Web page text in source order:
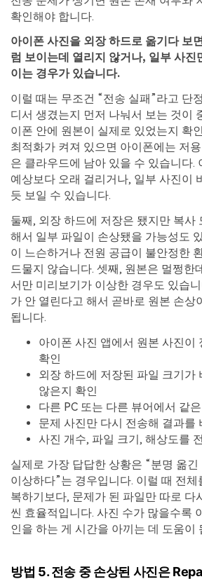
확인해야 합니다.
아이폰 사진을 외장 하드로 옮기다 보
럼 보이는데 열리지 않거나, 일부 사진
이는 경우가 있습니다.
이럴 때는 무조건 “전송 실패”라고 단
디서 생겼는지 먼저 나눠서 보는 것이
이폰 안에 원본이 실제로 있었는지 확
최적화가 켜져 있으면 아이폰에는 저
은 클라우드에 남아 있을 수 있습니다.
예상보다 오래 걸리거나, 일부 사진이
듯 보일 수 있습니다.
둘째, 외장 하드에 저장은 됐지만 복사
해서 일부 파일이 손상됐을 가능성도
이 느슨하거나 전원 공급이 불안정한
드물지 않습니다. 셋째, 원본은 멀쩡한
서만 미리보기가 이상한 경우도 있습
가 안 열린다고 해서 곧바로 원본 손상
됩니다.
아이폰 사진 앱에서 원본 사진이
확인
외장 하드에 저장된 파일 크기가
않은지 확인
다른 PC 또는 다른 뷰어에서 같
문제 사진만 다시 전송해 결과를
사진 개수, 파일 크기, 해상도를
실제로 가장 답답한 상황은 “분명 옮긴
이상하다”는 경우입니다. 이럴 때 전
복하기보다, 문제가 된 파일만 따로 다
씬 효율적입니다. 사진 수가 많을수록
인을 하는 게 시간을 아끼는 데 도움이
방법 5. 전송 중 손상된 사진은